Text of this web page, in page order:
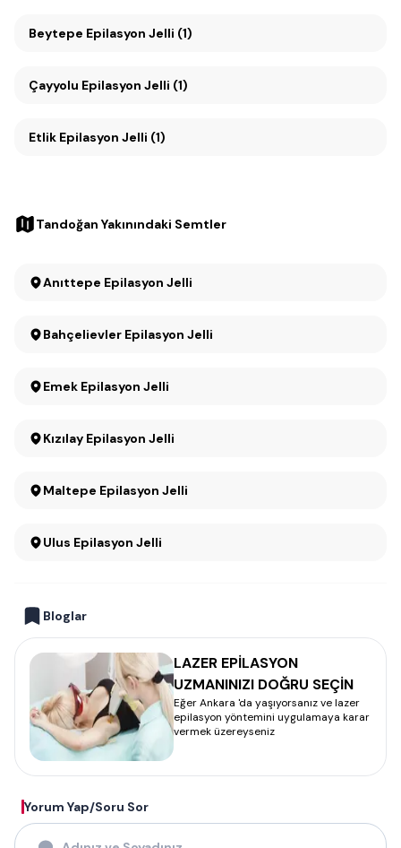
Beytepe Epilasyon Jelli (1)
Çayyolu Epilasyon Jelli (1)
Etlik Epilasyon Jelli (1)
Tandoğan Yakınındaki Semtler
Anıttepe Epilasyon Jelli
Bahçelievler Epilasyon Jelli
Emek Epilasyon Jelli
Kızılay Epilasyon Jelli
Maltepe Epilasyon Jelli
Ulus Epilasyon Jelli
Bloglar
LAZER EPİLASYON
UZMANINIZI DOĞRU SEÇİN
Eğer Ankara 'da yaşıyorsanız ve lazer
epilasyon yöntemini uygulamaya karar
vermek üzereyseniz
Yorum Yap/Soru Sor